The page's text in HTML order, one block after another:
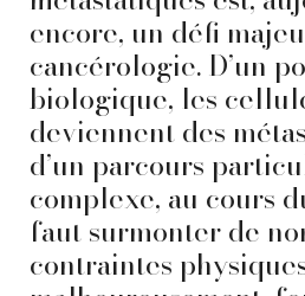
encore, un défi
cancérologie. D’un
biologique, les
deviennent des
d’un parcours
complexe, au cours
faut surmonter de
contraintes